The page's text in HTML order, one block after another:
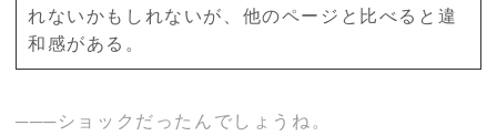
れないかもしれないが、他のページと比べると違
和感がある。
───ショックだったんでしょうね。